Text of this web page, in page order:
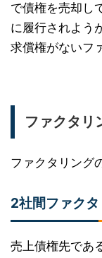
で債権を売却し
に履行されよう
求償権がないフ
ファクタリ
ファクタリング
2社間ファク
売上債権先であ